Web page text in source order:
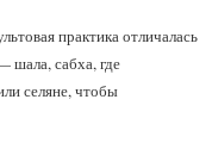
практика отличалась
шала, сабха, где
селяне, чтобы